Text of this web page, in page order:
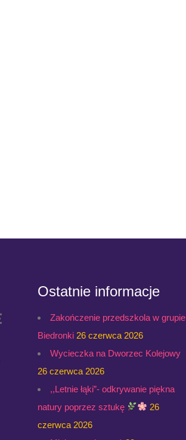
Ostatnie informacje
Zakończenie przedszkola w grupie
Biedronki 26 czerwca 2026
Wycieczka na Dworzec Kolejowy
26 czerwca 2026
,,Letnie łąki”- odkrywanie piękna
natury poprzez sztukę
26
czerwca 2026